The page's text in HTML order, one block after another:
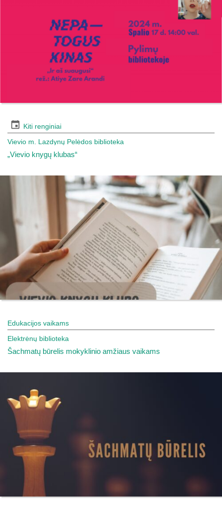
Kiti renginiai
Vievio m. Lazdynų Pelėdos biblioteka
„Vievio knygų klubas“
Edukacijos vaikams
Elektrėnų biblioteka
Šachmatų būrelis mokyklinio amžiaus vaikams